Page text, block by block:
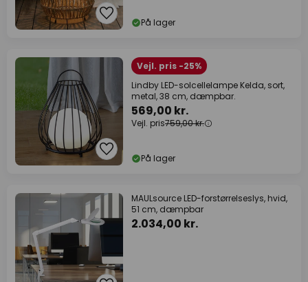
På lager
Vejl. pris -25%
Lindby LED-solcellelampe Kelda, sort,
metal, 38 cm, dæmpbar.
569,00 kr.
Vejl. pris759,00 kr.
På lager
MAULsource LED-forstørrelseslys, hvid,
51 cm, dæmpbar
2.034,00 kr.